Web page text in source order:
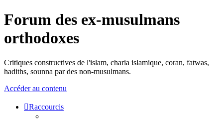
Forum des ex-musulmans
orthodoxes
Critiques constructives de l'islam, charia islamique, coran, fatwas,
hadiths, sounna par des non-musulmans.
Accéder au contenu
Raccourcis